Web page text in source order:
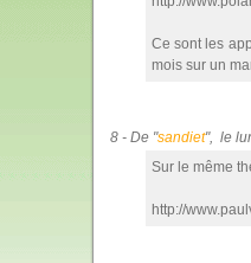
Ce sont les
mois sur un
8 - De "sandiet", le
Sur le même
http://